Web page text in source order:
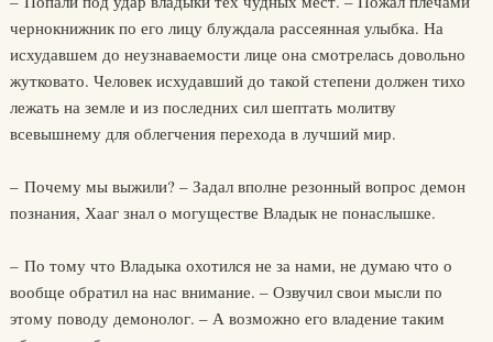
чернокнижник по его лицу блуждала рассеянная улыбка. На
исхудавшем до неузнаваемости лице она смотрелась довольно
жутковато. Человек исхудавший до такой степени должен тихо
лежать на земле и из последних сил шептать молитву
всевышнему для облегчения перехода в лучший мир.
– Почему мы выжили? – Задал вполне резонный вопрос демон
познания, Хааг знал о могуществе Владык не понаслышке.
– По тому что Владыка охотился не за нами, не думаю что о
вообще обратил на нас внимание. – Озвучил свои мысли по
этому поводу демонолог. – А возможно его владение таким